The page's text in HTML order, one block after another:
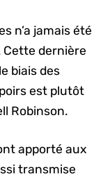
n’a jamais été
dernière
biais des
est plutôt
Robinson.
apporté aux
transmise